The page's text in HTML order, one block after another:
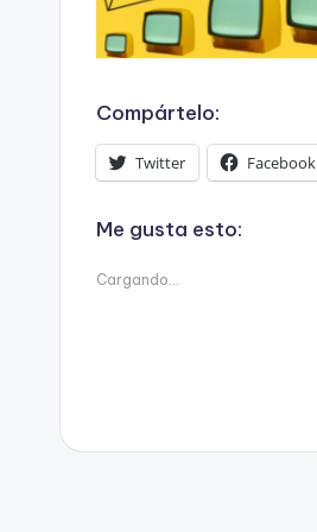
Compártelo:
Twitter Facebook
Me gusta esto:
Cargando...